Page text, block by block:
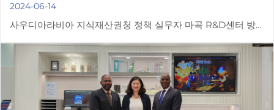
2024-06-14
사우디아라비아 지식재산권청 정책 실무자 마곡 R&D센터 방
문